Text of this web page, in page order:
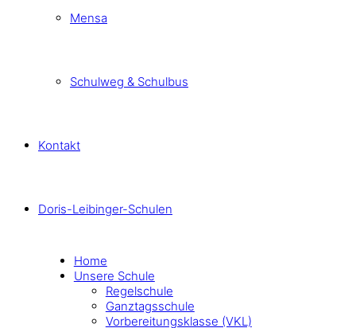
Mensa
Schulweg & Schulbus
Kontakt
Doris-Leibinger-Schulen
Home
Unsere Schule
Regelschule
Ganztagsschule
Vorbereitungsklasse (VKL)